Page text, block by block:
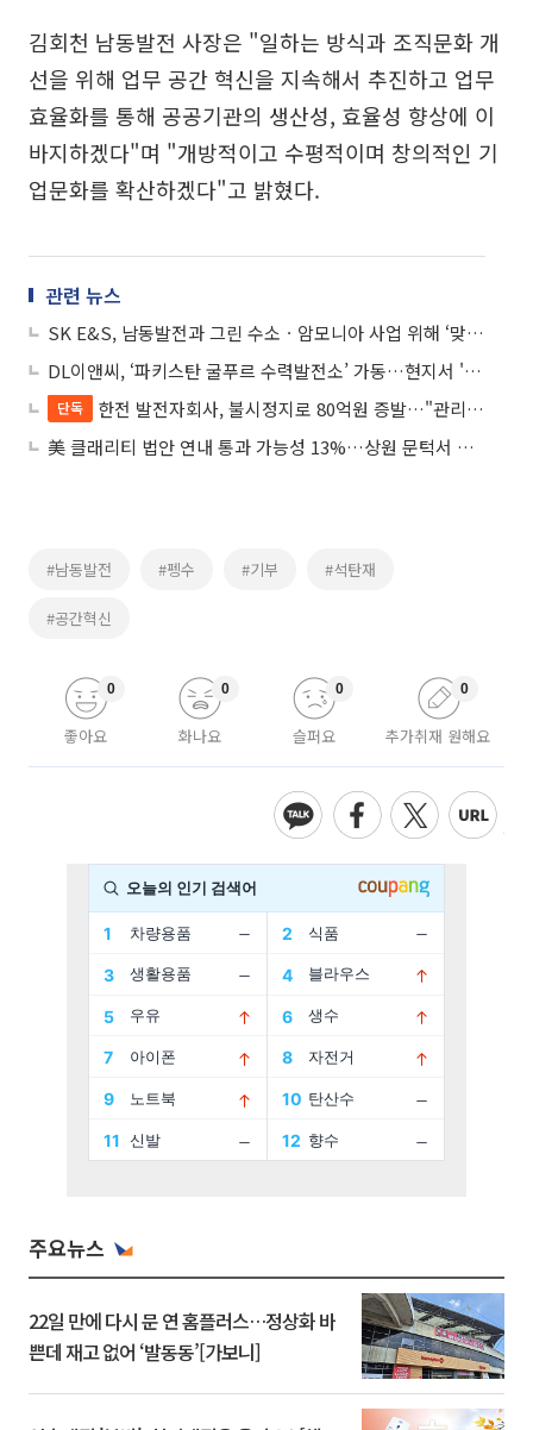
김회천 남동발전 사장은 "일하는 방식과 조직문화 개
선을 위해 업무 공간 혁신을 지속해서 추진하고 업무
효율화를 통해 공공기관의 생산성, 효율성 향상에 이
바지하겠다"며 "개방적이고 수평적이며 창의적인 기
업문화를 확산하겠다"고 밝혔다.
관련 뉴스
SK E&S, 남동발전과 그린 수소ㆍ암모니아 사업 위해 ‘맞손’
DL이앤씨, ‘파키스탄 굴푸르 수력발전소’ 가동…현지서 '호평'
단독
한전 발전자회사, 불시정지로 80억원 증발…"관리 부실"
美 클래리티 법안 연내 통과 가능성 13%…상원 문턱서 제동
#남동발전 #펭수 #기부 #석탄재
#공간혁신
좋아요
0
화나요
0
슬퍼요
0
추가취재 원해요
0
주요뉴스
22일 만에 다시 문 연 홈플러스…정상화 바
쁜데 재고 없어 ‘발동동’[가보니]